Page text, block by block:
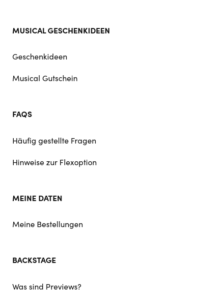
MUSICAL GESCHENKIDEEN
Geschenkideen
Musical Gutschein
FAQS
Häufig gestellte Fragen
Hinweise zur Flexoption
MEINE DATEN
Meine Bestellungen
BACKSTAGE
Was sind Previews?